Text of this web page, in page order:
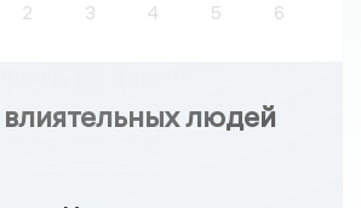
2 3 4 5 6
людей